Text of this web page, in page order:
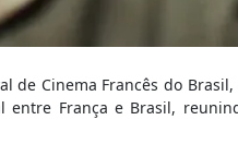
de Cinema Francês do
entre França e Brasil,